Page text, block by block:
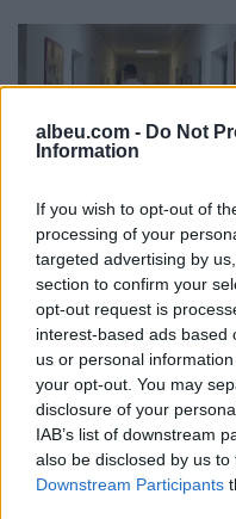
albeu.com - Do Not
Information
If you wish to opt-out of
processing of your
targeted advertising by
section to confirm your
opt-out request is
interest-based ads based
us or personal
your opt-out. You may
disclosure of your
IAB’s list of downstream
also be disclosed by us
Downstream Participants
Pediatrinë e Vlorës,
vizita dhe 35 shtrime
ditë
Verë dhe Portokalle”
debuton në Peqin mes